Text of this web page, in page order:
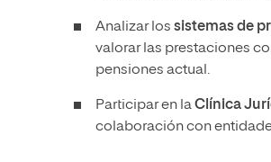
Analizar los sistemas de
valorar las prestaciones
pensiones actual.
Participar en laClínica
colaboración con